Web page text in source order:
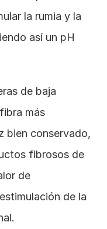
la rumia y la
así un pH
de baja
más
bien conservado,
fibrosos de
de
de la